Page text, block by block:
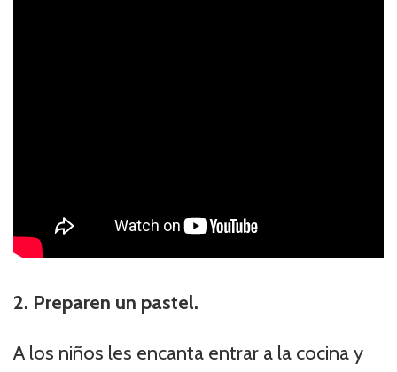
2. Preparen un pastel.
A los niños les encanta entrar a la cocina y